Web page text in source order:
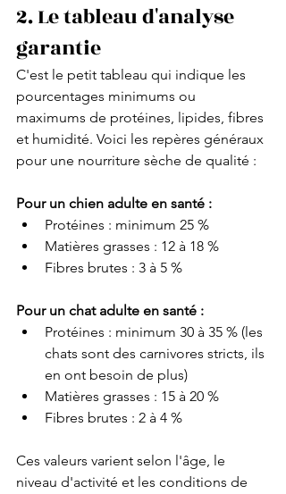
2. Le tableau d'analyse
garantie
C'est le petit tableau qui indique les
pourcentages minimums ou
maximums de protéines, lipides, fibres
et humidité. Voici les repères généraux
pour une nourriture sèche de qualité :
Pour un chien adulte en santé :
Protéines : minimum 25 %
Matières grasses : 12 à 18 %
Fibres brutes : 3 à 5 %
Pour un chat adulte en santé :
Protéines : minimum 30 à 35 % (les
chats sont des carnivores stricts, ils
en ont besoin de plus)
Matières grasses : 15 à 20 %
Fibres brutes : 2 à 4 %
Ces valeurs varient selon l'âge, le
niveau d'activité et les conditions de